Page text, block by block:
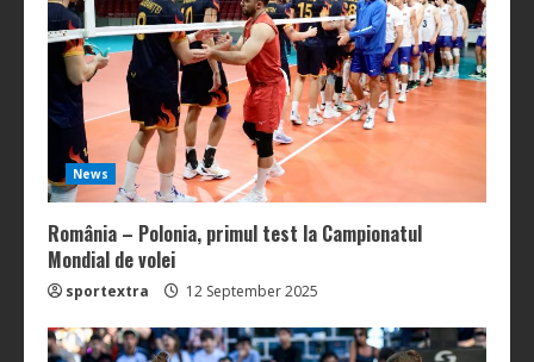
News
România – Polonia, primul test la Campionatul
Mondial de volei
sportextra 12 September 2025